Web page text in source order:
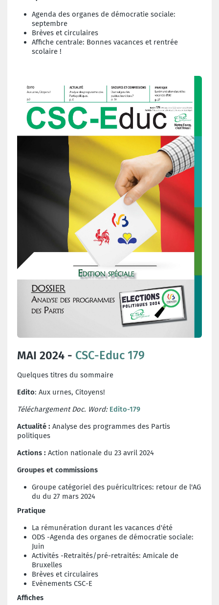
Agenda des organes de démocratie sociale:
septembre
Brèves et circulaires
Affiche centrale: Bonnes vacances et rentrée
scolaire !
MAI 2024 - CSC-Educ 179
Quelques titres du sommaire
Edito: Aux urnes, Citoyens!
Téléchargement Doc. Word: Edito-179
Actualité : Analyse des programmes des Partis
politiques
Actions : Action nationale du 23 avril 2024
Groupes et commissions
Groupe catégoriel des puéricultrices: retour de l'AG
du du 27 mars 2024
Pratique
La rémunération durant les vacances d'été
ODS -Agenda des organes de démocratie sociale:
Juin
Activités -Retraités/pré-retraités: Amicale de
Bruxelles
Brèves et circulaires
Evènements CSC-E
Affiches